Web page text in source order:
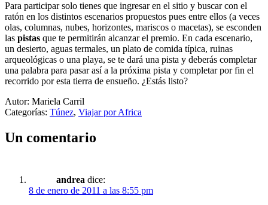
Para participar solo tienes que ingresar en el sitio y buscar con el
ratón en los distintos escenarios propuestos pues entre ellos (a veces
olas, columnas, nubes, horizontes, mariscos o macetas), se esconden
las pistas que te permitirán alcanzar el premio. En cada escenario,
un desierto, aguas termales, un plato de comida típica, ruinas
arqueológicas o una playa, se te dará una pista y deberás completar
una palabra para pasar así a la próxima pista y completar por fin el
recorrido por esta tierra de ensueño. ¿Estás listo?
Autor: Mariela Carril
Categorías: Túnez, Viajar por Africa
Un comentario
andrea dice:
8 de enero de 2011 a las 8:55 pm